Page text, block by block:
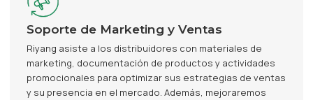
Soporte de Marketing y Ventas
Riyang asiste a los distribuidores con materiales de
marketing, documentación de productos y actividades
promocionales para optimizar sus estrategias de ventas
y su presencia en el mercado. Además, mejoraremos